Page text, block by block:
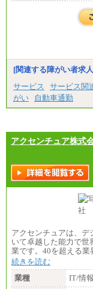
[関連する障がい者求
サービス
サービス関
がい
自動車通勤
アクセンチュア株式
アクセンチュアは、デ
いて卓越した能力で世
業です。40を超える
続きを読む
業種
IT/情